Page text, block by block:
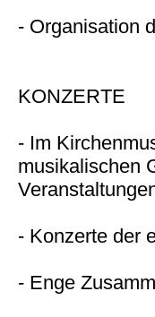
- Organisation
KONZERTE
- Im
musikalischen
- Konzerte der
- Enge